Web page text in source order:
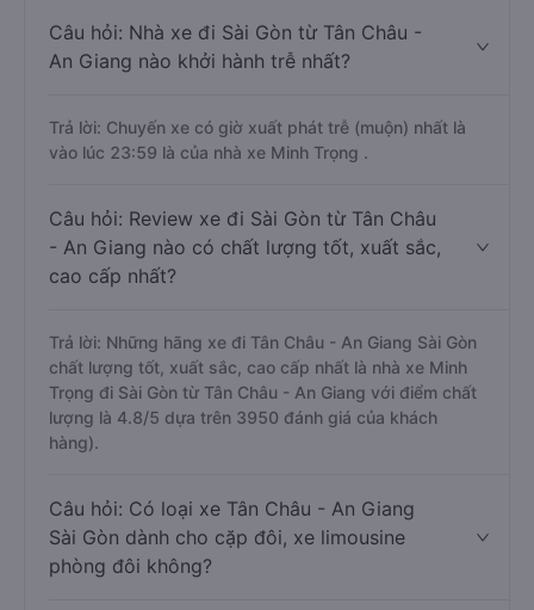
Câu hỏi: Nhà xe đi Sài Gòn từ Tân Châu -
An Giang nào khởi hành trễ nhất?
Trả lời: Chuyến xe có giờ xuất phát trễ (muộn) nhất là
vào lúc 23:59 là của nhà xe Minh Trọng .
Câu hỏi: Review xe đi Sài Gòn từ Tân Châu
- An Giang nào có chất lượng tốt, xuất sắc,
cao cấp nhất?
Trả lời: Những hãng xe đi Tân Châu - An Giang Sài Gòn
chất lượng tốt, xuất sắc, cao cấp nhất là nhà xe Minh
Trọng đi Sài Gòn từ Tân Châu - An Giang với điểm chất
lượng là 4.8/5 dựa trên 3950 đánh giá của khách
hàng).
Câu hỏi: Có loại xe Tân Châu - An Giang
Sài Gòn dành cho cặp đôi, xe limousine
phòng đôi không?